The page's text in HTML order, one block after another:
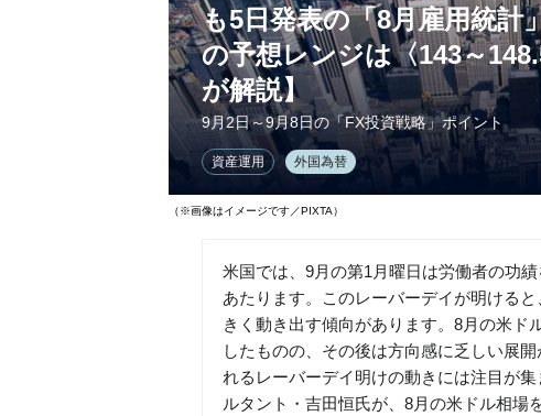
も5日発表の「8月雇用統計
の予想レンジは〈143～
が解説】
9月2日～9月8日の「FX投資戦略」ポイント
資産運用 外国為替
（※画像はイメージです／PIXTA）
米国では、9月の第1月曜日は労働者の功
あたります。このレーバーデイが明ける
きく動き出す傾向があります。8月の米ド
したものの、その後は方向感に乏しい展
れるレーバーデイ明けの動きには注目が
ルタント・吉田恒氏が、8月の米ドル相場